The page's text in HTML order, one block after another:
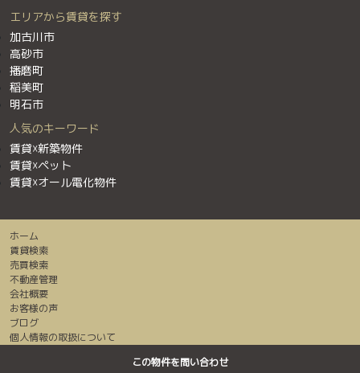
この物件を問い合わせ
エリアから賃貸を探す
加古川市
高砂市
播磨町
稲美町
明石市
人気のキーワード
賃貸☓新築物件
賃貸☓ペット
賃貸☓オール電化物件
ホーム
賃貸検索
売買検索
不動産管理
会社概要
お客様の声
ブログ
個人情報の取扱について
センチュリー２１加盟店は全て独立・自営です。